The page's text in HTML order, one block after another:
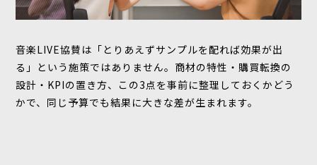
音楽LIVE協賛は「とりあえずサンプルを配れば効果が出
る」という施策ではありません。商材の特性・購買転換の
設計・KPIの置き方、この3点を事前に整理しておくかどう
かで、同じ予算でも結果に大きな差が生まれます。